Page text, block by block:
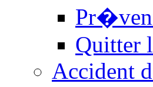
Quitter
Accident